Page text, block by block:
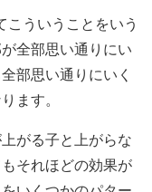
こういうことをいう
全部思い通りにい
部思い通りにいく
ます。
がる子と上がらな
それほどの効果が